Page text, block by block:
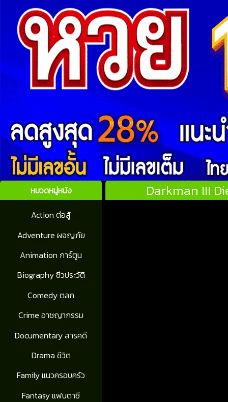
หมวดหมู่หนัง
Action ต่อสู้
Adventure ผจญภัย
Animation การ์ตูน
Biography ชีวประวัติ
Comedy ตลก
Crime อาชญากรรม
Documentary สารคดี
Drama ชีวิต
Family แนวครอบครัว
Fantasy แฟนตาซี
Darkman III